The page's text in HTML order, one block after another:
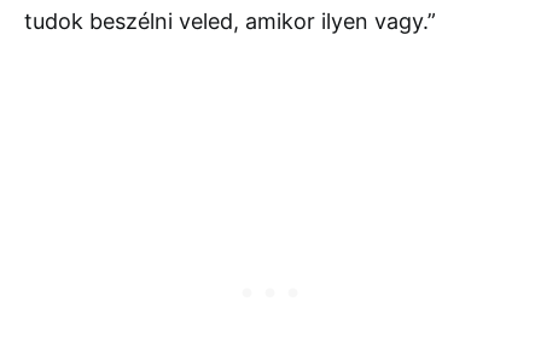
tudok beszélni veled, amikor ilyen vagy.”